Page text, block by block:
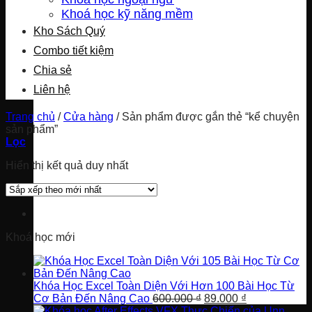
Khoá học kỹ năng mềm
Kho Sách Quý
Combo tiết kiệm
Chia sẻ
Liên hệ
Trang chủ / Cửa hàng /Sản phẩm được gắn thẻ “kể chuyện
sản phẩm”
Lọc
Hiển thị kết quả duy nhất
Khoá học mới
Khóa Học Excel Toàn Diện Với Hơn 100 Bài Học Từ
Cơ Bản Đến Nâng Cao 600.000₫ Giá
89.000 ₫